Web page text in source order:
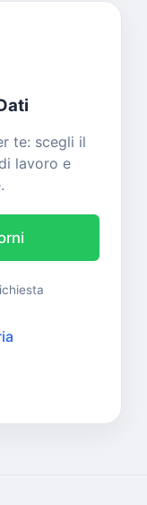
te: scegli il
lavoro e